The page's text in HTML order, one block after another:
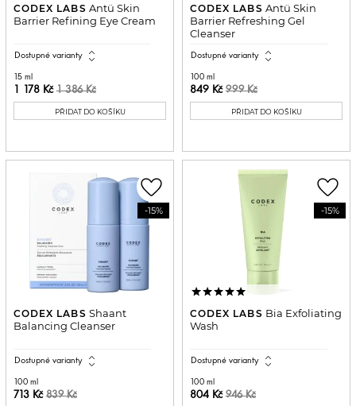
CODEX LABS Antü Skin
Barrier Refining Eye Cream
Dostupné varianty expand_all
15 ml
1 178 Kč1 386 Kč
PŘIDAT DO KOŠÍKU
CODEX LABS Antü Skin
Barrier Refreshing Gel
Cleanser
Dostupné varianty expand_all
100 ml
849 Kč999 Kč
PŘIDAT DO KOŠÍKU
CODEX LABS Shaant
Balancing Cleanser
Dostupné varianty expand_all
100 ml
713 Kč839 Kč
-15%
favorite_border
CODEX LABS Bia Exfoliating
Wash
Dostupné varianty expand_all
100 ml
804 Kč946 Kč
-15%
favorite_border